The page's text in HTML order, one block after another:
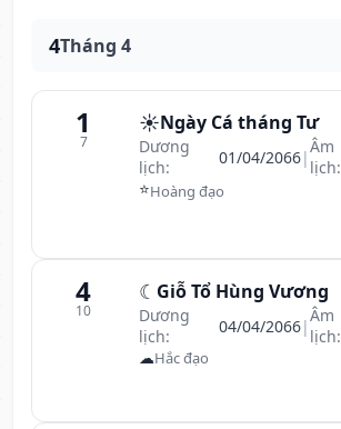
4Tháng 4
1
7
☀️Ngày Cá tháng Tư
Dương
lịch:
01/04/2066|Âm
lịch:
⭐Hoàng đạo
4
10
☾ Giỗ Tổ Hùng Vương
Dương
lịch:
04/04/2066|Âm
lịch:
☁Hắc đạo